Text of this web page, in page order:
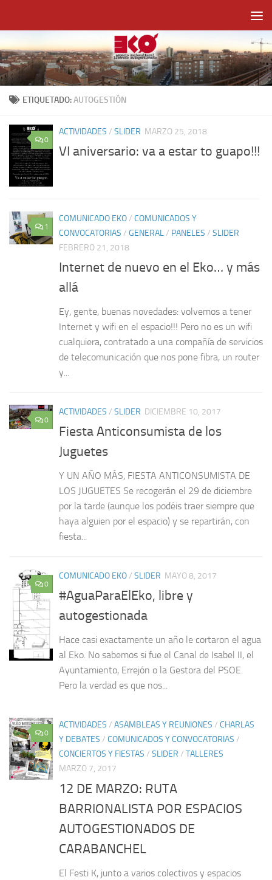
ETIQUETADO:AUTOGESTIÓN
0
ACTIVIDADES / SLIDER MARZO 25, 2018
VI aniversario: va a estar to guapo!!!
1
COMUNICADO EKO/ COMUNICADOS Y
CONVOCATORIAS / GENERAL/ PANELES / SLIDER
FEBRERO 21, 2018
Internet de nuevo en el Eko… y más
allá
Ey, gente, buenas novedades: volvemos a tener
Internet y wifi en el espacio!!! Pero no es un wifi
cualquiera, contratado a una compañía de servicios
de telecomunicación que nos pone fibra, un router
y...
0
ACTIVIDADES / SLIDER DICIEMBRE 10, 2017
Fiesta Anticonsumista de los
Juguetes
Y UN AÑO MÁS, FIESTA ANTICONSUMISTA DE
LOS JUGUETES Se recogerán el 29 de diciembre
por la tarde (aunque los podéis traer siempre que
haya alguien por el espacio) y se repartirán, con
fiesta...
0
COMUNICADO EKO/ SLIDER MAYO 8, 2017
#AguaParaElEko, libre y
autogestionada
Hace casi exactamente un año le cortaron el agua
al Eko. No sabemos si fue el Canal de Isabel II, el
Ayuntamiento, Errejón o la Gestora del PSOE.
Pero la verdad es que nos...
0
ACTIVIDADES / ASAMBLEAS Y REUNIONES / CHARLAS
Y DEBATES / COMUNICADOS Y CONVOCATORIAS /
CONCIERTOS Y FIESTAS / SLIDER / TALLERES
MARZO 7, 2017
12 DE MARZO: RUTA
BARRIONALISTA POR ESPACIOS
AUTOGESTIONADOS DE
CARABANCHEL
El Festi K, junto a varios colectivos y espacios